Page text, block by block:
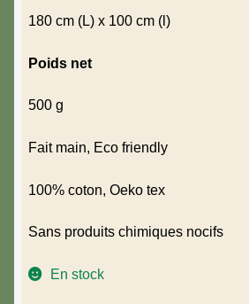
180 cm (L) x 100 cm (l)
Poids net
500 g
Fait main, Eco friendly
100% coton, Oeko tex
Sans produits chimiques nocifs
En stock